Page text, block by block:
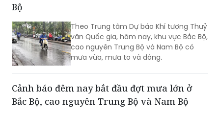
Bộ
Theo Trung tâm Dự báo Khí tượng Thuỷ
văn Quốc gia, hôm nay, khu vực Bắc Bộ,
cao nguyên Trung Bộ và Nam Bộ có
mưa vừa, mưa to và dông.
Cảnh báo đêm nay bắt đầu đợt mưa lớn ở
Bắc Bộ, cao nguyên Trung Bộ và Nam Bộ